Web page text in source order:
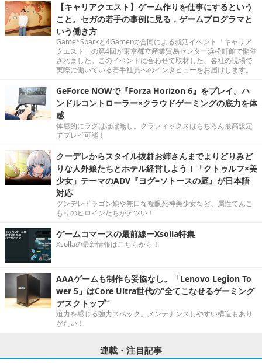
【キャリアクエスト】ゲーム作りを仕事にするという
こと。セガの若手の事例に見る，ゲームプログラマと
いう働き方
Game*Sparkと4Gamerの合同による就活イベント「キャリア
クエスト」の第4回が東京都立産業貿易センター浜松町館で開催
されました。このイベントに合わせて取材した、各社の現場で
実際に働いている若手社員へのインタビューをお届けします。
GeForce NOWで『Forza Horizon 6』をプレイ。ハ
ンドルコントローラー×クラウドゲーミングの底力を体
感
体感的にラグはほぼ無し。グラフィックスはもちろん最高設定
でプレイ可能！
クーデレからスタイル抜群お姉さんまでよりどりみど
りな人外娘たちとホテル経営しよう！「クトゥルフ×美
少女」テーマのADV『ヨグ=ソトースの庭』が日本語
対応
ツンデレドラゴン娘や無口な複眼死神美少女など、属性てんこ
もりのヒロインたちがアツい！
ゲームコマースの最前線ーXsolla特集
Xsollaの最新情報はこちらから！
AAAゲームも制作も妥協なし。「Lenovo Legion To
wer 5」はCore Ultra世代の“全てこなせるゲーミング
デスクトップ”
迫力を感じる強力スペック。メンテナンスしやすい構造もあり
がたい！
連載・注目記事